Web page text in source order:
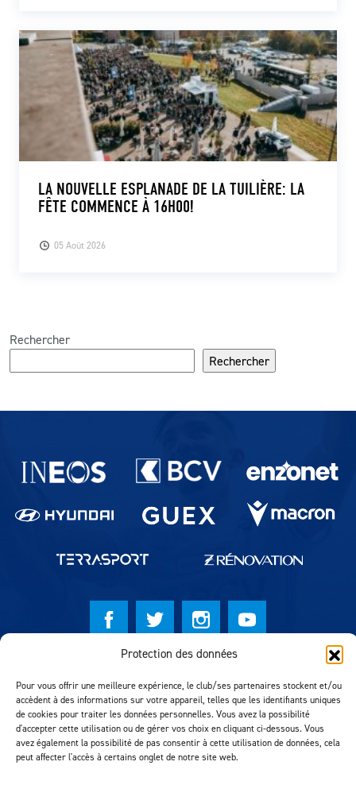
Protection des données
Pour vous offrir une meilleure expérience, le club/ses partenaires stockent et/ou
accèdent à des informations sur votre appareil, telles que les identifiants uniques
de cookies pour traiter les données personnelles. Vous avez la possibilité
d'accepter cette utilisation ou de gérer vos choix en cliquant ci-dessous. Vous
avez également la possibilité de pas consentir à cette utilisation de données, cela
peut affecter l'accès à certains onglet de notre site web.
05 Août 2026
LA NOUVELLE ESPLANADE DE LA TUILIÈRE: LA
FÊTE COMMENCE À 16H00!
Rechercher
Rechercher
Partenaires du lausanne-Sport
Réalisation MTM Agency